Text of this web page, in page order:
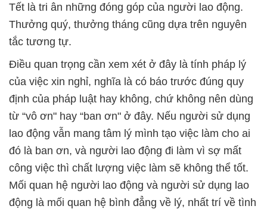
Tết là tri ân những đóng góp của người lao động.
Thưởng quý, thưởng tháng cũng dựa trên nguyên
tắc tương tự.
Điều quan trọng cần xem xét ở đây là tính pháp lý
của việc xin nghỉ, nghĩa là có báo trước đúng quy
định của pháp luật hay không, chứ không nên dùng
từ “vô ơn" hay “ban ơn" ở đây. Nếu người sử dụng
lao động vẫn mang tâm lý mình tạo việc làm cho ai
đó là ban ơn, và người lao động đi làm vì sợ mất
công việc thì chất lượng việc làm sẽ không thể tốt.
Mối quan hệ người lao động và người sử dụng lao
động là mối quan hệ bình đẳng về lý, nhất trí về tình